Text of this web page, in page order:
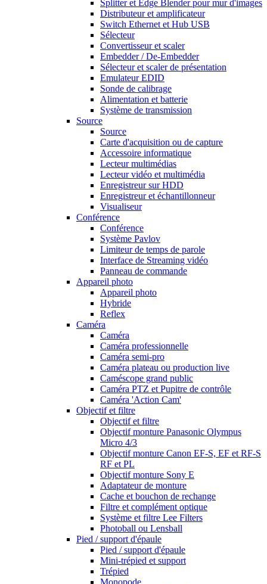
Splitter et Edge Blender pour mur d'images
Distributeur et amplificateur
Switch Ethernet et Hub USB
Sélecteur
Convertisseur et scaler
Embedder / De-Embedder
Sélecteur et scaler de présentation
Emulateur EDID
Sonde de calibrage
Alimentation et batterie
Système de transmission
Source
Source
Carte d'acquisition ou de capture
Accessoire informatique
Lecteur multimédias
Lecteur vidéo et multimédia
Enregistreur sur HDD
Enregistreur et échantillonneur
Visualiseur
Conférence
Conférence
Système Pavlov
Limiteur de temps de parole
Interface de Streaming vidéo
Panneau de commande
Appareil photo
Appareil photo
Hybride
Reflex
Caméra
Caméra
Caméra professionnelle
Caméra semi-pro
Caméra plateau ou production live
Caméscope grand public
Caméra PTZ et Pupitre de contrôle
Caméra 'Action Cam'
Objectif et filtre
Objectif et filtre
Objectif monture Panasonic Olympus
Micro 4/3
Objectif monture Canon EF-S, EF et RF-S
RF et PL
Objectif monture Sony E
Adaptateur de monture
Cache et bouchon de rechange
Filtre et complément optique
Système et filtre Lee Filters
Photoball ou Lensball
Pied / support d'épaule
Pied / support d'épaule
Mini-trépied et support
Trépied
Monopode